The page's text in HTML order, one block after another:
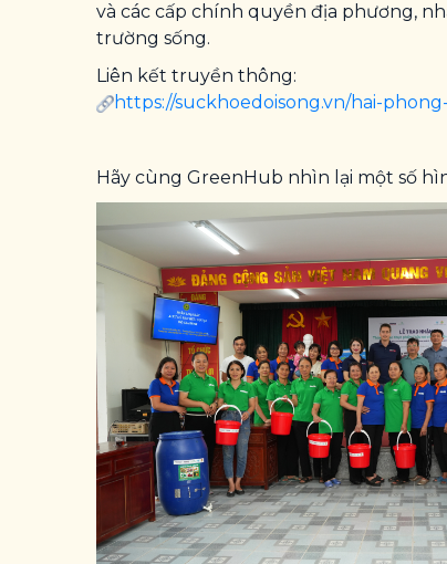
và các cấp chính quyền địa phương,
trường sống.
Liên kết truyền thông:
https://suckhoedoisong.vn/hai-
Hãy cùng GreenHub nhìn lại một số